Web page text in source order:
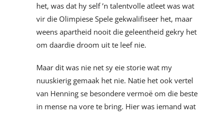
het, was dat hy self ’n talentvolle atleet was wat
vir die Olimpiese Spele gekwalifiseer het, maar
weens apartheid nooit die geleentheid gekry het
om daardie droom uit te leef nie.
Maar dit was nie net sy eie storie wat my
nuuskierig gemaak het nie. Natie het ook vertel
van Henning se besondere vermoë om die beste
in mense na vore te bring. Hier was iemand wat